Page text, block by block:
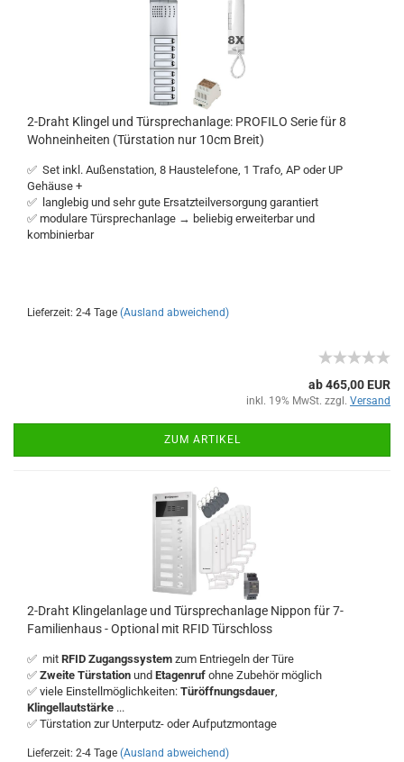
2-Draht Klingel und Türsprechanlage: PROFILO Serie für 8
Wohneinheiten (Türstation nur 10cm Breit)
✅ Set inkl. Außenstation, 8 Haustelefone, 1 Trafo, AP oder UP
Gehäuse +
✅ langlebig und sehr gute Ersatzteilversorgung garantiert
✅ modulare Türsprechanlage → beliebig erweiterbar und
kombinierbar
Lieferzeit: 2-4 Tage (Ausland abweichend)
ab 465,00 EUR
inkl. 19% MwSt. zzgl. Versand
ZUM ARTIKEL
2-Draht Klingelanlage und Türsprechanlage Nippon für 7-
Familienhaus - Optional mit RFID Türschloss
✅ mit RFID Zugangssystem zum Entriegeln der Türe
✅ Zweite Türstation und Etagenruf ohne Zubehör möglich
✅ viele Einstellmöglichkeiten: Türöffnungsdauer,
Klingellautstärke ...
✅ Türstation zur Unterputz- oder Aufputzmontage
Lieferzeit: 2-4 Tage (Ausland abweichend)